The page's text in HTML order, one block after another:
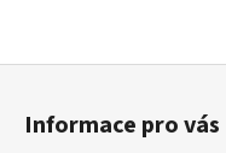
Z
Informace pro vás